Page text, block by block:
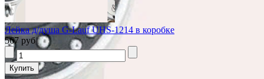
Лейка д/душа G-Lauf UHS-1214 в коробке
567 руб